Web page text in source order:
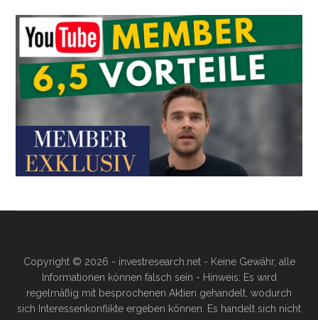
Copyright © 2026 - investresearch.net - Keine Gewähr, alle
Informationen können falsch sein - Hinweis: Es wird
regelmäßig mit besprochenen Aktien gehandelt, wodurch
sich Interessenkonflikte ergeben können. Es handelt sich nicht